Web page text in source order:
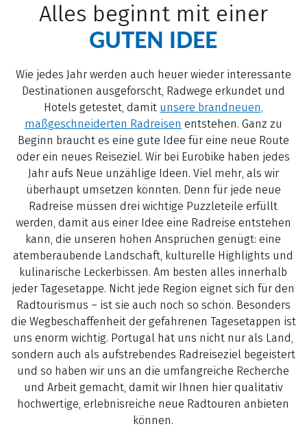
Alles beginnt mit einer
GUTEN IDEE
Wie jedes Jahr werden auch heuer wieder interessante
Destinationen ausgeforscht, Radwege erkundet und
Hotels getestet, damit unsere brandneuen,
maßgeschneiderten Radreisen entstehen. Ganz zu
Beginn braucht es eine gute Idee für eine neue Route
oder ein neues Reiseziel. Wir bei Eurobike haben jedes
Jahr aufs Neue unzählige Ideen. Viel mehr, als wir
überhaupt umsetzen könnten. Denn für jede neue
Radreise müssen drei wichtige Puzzleteile erfüllt
werden, damit aus einer Idee eine Radreise entstehen
kann, die unseren hohen Ansprüchen genügt: eine
atemberaubende Landschaft, kulturelle Highlights und
kulinarische Leckerbissen. Am besten alles innerhalb
jeder Tagesetappe. Nicht jede Region eignet sich für den
Radtourismus – ist sie auch noch so schön. Besonders
die Wegbeschaffenheit der gefahrenen Tagesetappen ist
uns enorm wichtig. Portugal hat uns nicht nur als Land,
sondern auch als aufstrebendes Radreiseziel begeistert
und so haben wir uns an die umfangreiche Recherche
und Arbeit gemacht, damit wir Ihnen hier qualitativ
hochwertige, erlebnisreiche neue Radtouren anbieten
können.